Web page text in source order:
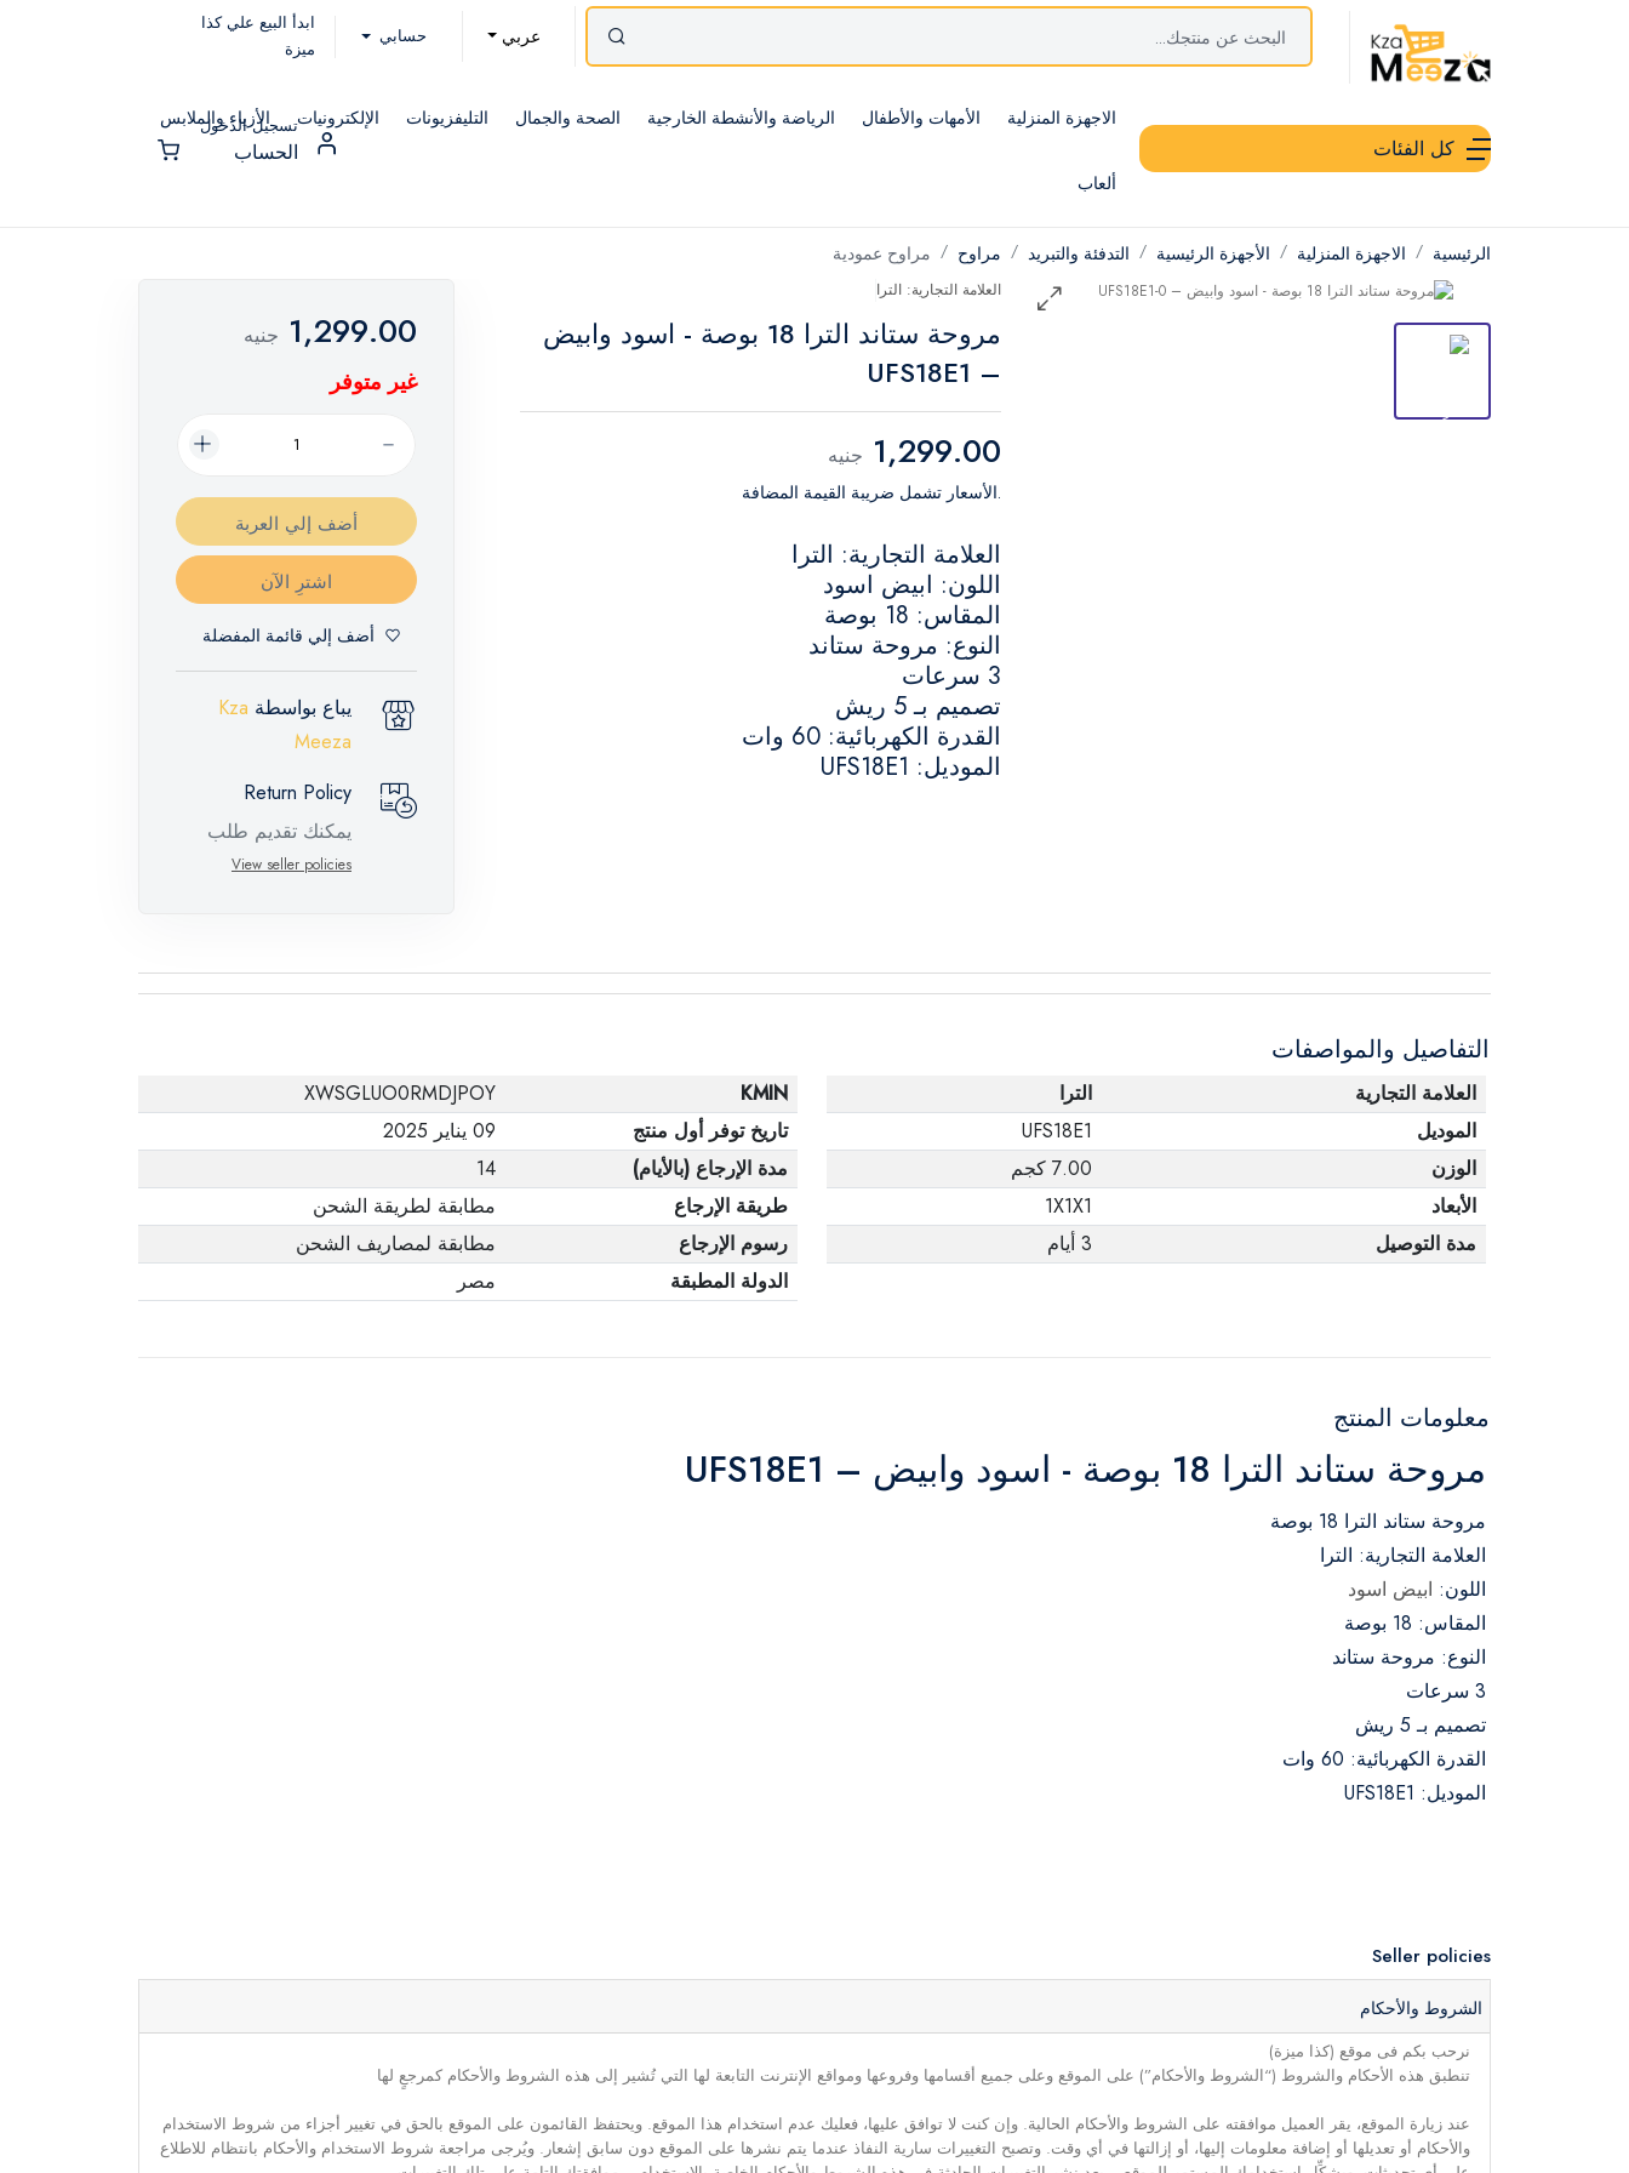
عربي حسابي
ابدأ البيع علي كذا
ميزة
كل الفئات
الاجهزة المنزلية الأمهات والأطفال الرياضة والأنشطة الخارجية الصحة والجمال التليفزيونات الإلكترونيات الأزياء والملابس
ألعاب
تسجيل الدخول
الحساب
الرئيسية الاجهزة المنزلية الأجهزة الرئيسية التدفئة والتبريد مراوح مراوح عمودية
العلامة التجارية: الترا
مروحة ستاند الترا 18 بوصة - اسود وابيض
– UFS18E1
1,299.00 جنيه
.الأسعار تشمل ضريبة القيمة المضافة
العلامة التجارية: الترا
اللون: ابيض اسود
المقاس: 18 بوصة
النوع: مروحة ستاند
3 سرعات
تصميم بـ 5 ريش
القدرة الكهربائية: 60 وات
الموديل: UFS18E1
1,299.00 جنيه
غير متوفر
أضف إلي العربة
اشترِ الآن
أضف إلي قائمة المفضلة
يباع بواسطة Kza
Meeza
Return Policy
يمكنك تقديم طلب
إرجاع لهذه المنتجات
حالة وجود عيوب من
وقت وصول الطلب،
في حالتها الصحيحة
وأن المنتج في عبوته
الأصلية. لاحظ أنه لا
يمكن إرجاع المنتجات
View seller policies
التفاصيل والمواصفات
العلامة التجارية
الترا
الموديل
UFS18E1
الوزن
7.00 كجم
الأبعاد
1X1X1
مدة التوصيل
3 أيام
KMIN
XWSGLUO0RMDJPOY
تاريخ توفر أول منتج
09 يناير 2025
مدة الإرجاع (بالأيام)
14
طريقة الإرجاع
مطابقة لطريقة الشحن
رسوم الإرجاع
مطابقة لمصاريف الشحن
الدولة المطبقة
مصر
معلومات المنتج
مروحة ستاند الترا 18 بوصة - اسود وابيض – UFS18E1
مروحة ستاند الترا 18 بوصة
العلامة التجارية: الترا
اللون: ابيض اسود
المقاس: 18 بوصة
النوع: مروحة ستاند
3 سرعات
تصميم بـ 5 ريش
القدرة الكهربائية: 60 وات
الموديل: UFS18E1
Seller policies
الشروط والأحكام
نرحب بكم فى موقع (كذا ميزة)
تنطبق هذه الأحكام والشروط (“الشروط والأحكام”) على الموقع وعلى جميع أقسامها وفروعها ومواقع الإنترنت التابعة لها التي تُشير إلى هذه الشروط والأحكام كمرجعٍ لها
عند زيارة الموقع، يقر العميل موافقته على الشروط والأحكام الحالية. وإن كنت لا توافق عليها، فعليك عدم استخدام هذا الموقع. ويحتفظ القائمون على الموقع بالحق في تغيير أجزاء من شروط الاستخدام
والأحكام أو تعديلها أو إضافة معلومات إليها، أو إزالتها في أي وقت. وتصبح التغييرات سارية النفاذ عندما يتم نشرها على الموقع دون سابق إشعار. ويُرجى مراجعة شروط الاستخدام والأحكام بانتظام للاطلاع